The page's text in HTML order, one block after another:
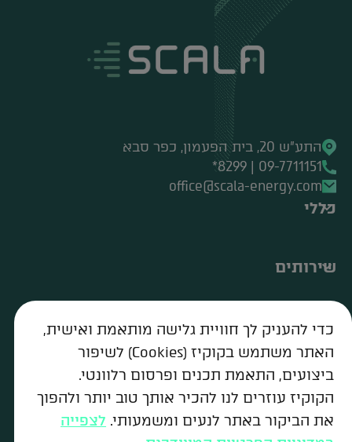
התע"ש 20, בית הפעמון, כפר סבא
09-7711151 | 8299*
office@scala-energy.com
כללי
שירותים
מידע חשוב
עקבו אחרינו
Copyright ©SCALA .All right researved
Design&Code by Elevate
כדי להעניק לך חוויית גלישה מותאמת ואישית,
האתר משתמש בקוקיז (Cookies) לשיפור
ביצועים, התאמת תכנים ופרסום רלוונטי.
הקוקיז עוזרים לנו להכיר אותך טוב יותר ולהפוך
את הביקור באתר לנעים ומשמעותי. לצפייה